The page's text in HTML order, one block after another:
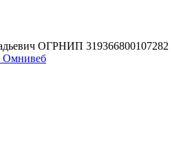
ОГРНИП 319366800107282
Омнивеб